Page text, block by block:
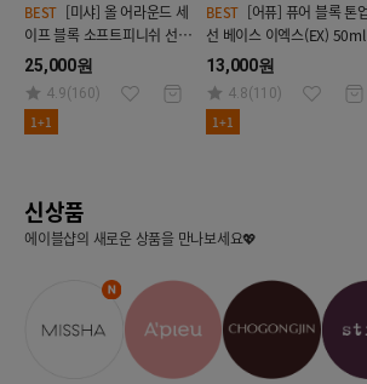
BEST
이프 블록 소프트피니쉬 선
밀크 70ml
25,000원
4.9(160)
1+1
BEST
선 베이스 이엑스(EX) 50ml
13,000원
4.8(110)
1+1
신상품
에이블샵의 새로운 상품을 만나보세요💖